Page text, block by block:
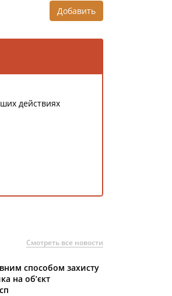
Добавить
действиях
Смотреть все новости
способом захисту
на об’єкт